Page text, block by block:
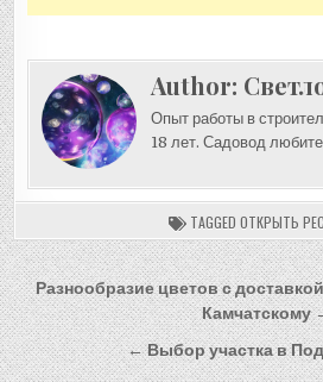
Author:
Опыт работы в
18 лет. Садовод
TAGGED ОТКРЫТЬ
Навигация
по
записям
Разнообразие цветов с
Камчатскому
← Выбор участка в